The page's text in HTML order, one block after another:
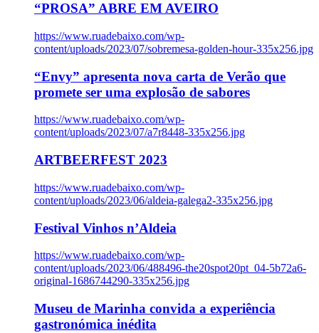
“PROSA” ABRE EM AVEIRO
https://www.ruadebaixo.com/wp-
content/uploads/2023/07/sobremesa-golden-hour-335x256.jpg
“Envy” apresenta nova carta de Verão que
promete ser uma explosão de sabores
https://www.ruadebaixo.com/wp-
content/uploads/2023/07/a7r8448-335x256.jpg
ARTBEERFEST 2023
https://www.ruadebaixo.com/wp-
content/uploads/2023/06/aldeia-galega2-335x256.jpg
Festival Vinhos n’Aldeia
https://www.ruadebaixo.com/wp-
content/uploads/2023/06/488496-the20spot20pt_04-5b72a6-
original-1686744290-335x256.jpg
Museu de Marinha convida a experiência
gastronómica inédita